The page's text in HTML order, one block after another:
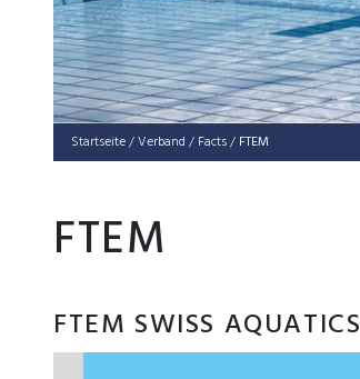
Startseite/Verband / Facts/ FTEM
FTEM
FTEM SWISS AQUATICS